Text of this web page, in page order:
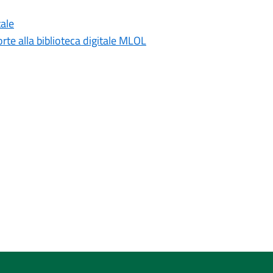
alla biblioteca digitale MLOL